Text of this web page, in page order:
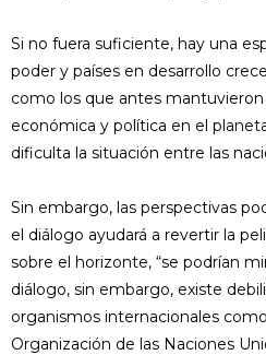
Si no fuera suficiente, hay una
poder y países en desarrollo
como los que antes
económica y política en el
dificulta la situación entre las
Sin embargo, las perspectivas
el diálogo ayudará a revertir la
sobre el horizonte, “se podrían
diálogo, sin embargo, existe
organismos internacionales
Organización de las Naciones